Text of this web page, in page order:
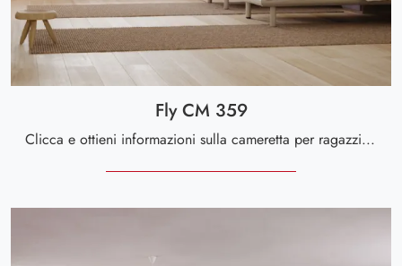
Fly CM 359
Clicca e ottieni informazioni sulla cameretta per ragazzi Fly CM 359! Le Camerette a ponte Giessegi ti attendono.